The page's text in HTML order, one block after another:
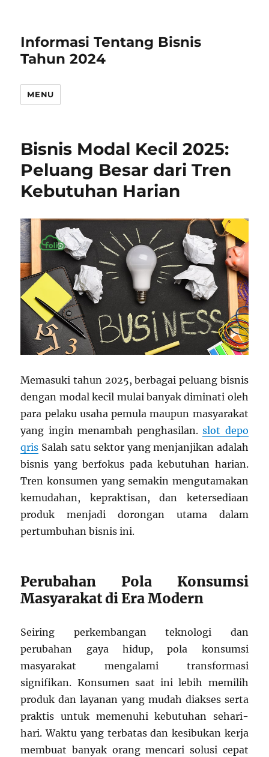
Informasi Tentang Bisnis
Tahun 2024
MENU
Bisnis Modal Kecil 2025:
Peluang Besar dari Tren
Kebutuhan Harian
Memasuki tahun 2025, berbagai peluang bisnis
dengan modal kecil mulai banyak diminati oleh
para pelaku usaha pemula maupun masyarakat
yang ingin menambah penghasilan.slot depo
qris Salah satu sektor yang menjanjikan adalah
bisnis yang berfokus pada kebutuhan harian.
Tren konsumen yang semakin mengutamakan
kemudahan, kepraktisan, dan ketersediaan
produk menjadi dorongan utama dalam
pertumbuhan bisnis ini.
Perubahan Pola Konsumsi
Masyarakat di Era Modern
Seiring perkembangan teknologi dan
perubahan gaya hidup, pola konsumsi
masyarakat mengalami transformasi
signifikan. Konsumen saat ini lebih memilih
produk dan layanan yang mudah diakses serta
praktis untuk memenuhi kebutuhan sehari-
hari. Waktu yang terbatas dan kesibukan kerja
membuat banyak orang mencari solusi cepat